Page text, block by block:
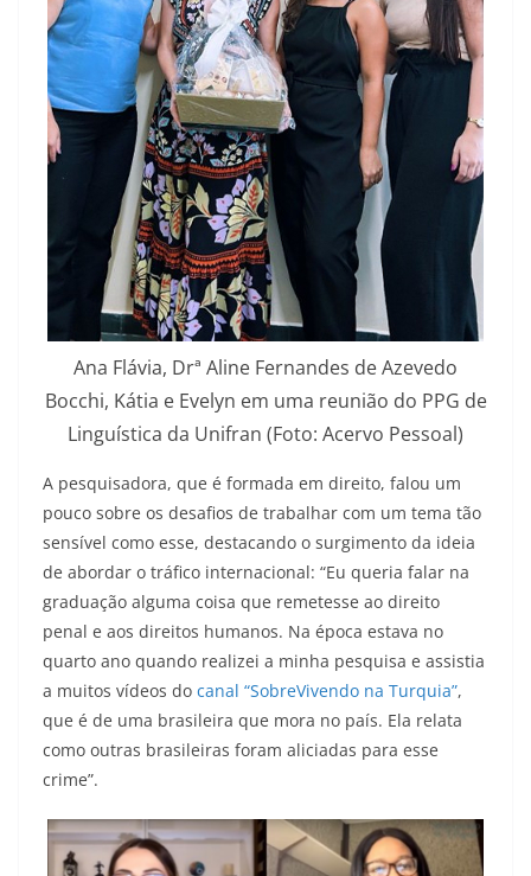
Ana Flávia, Drª Aline Fernandes de Azevedo
Bocchi, Kátia e Evelyn em uma reunião do PPG de
Linguística da Unifran (Foto: Acervo Pessoal)
A pesquisadora, que é formada em direito, falou um
pouco sobre os desafios de trabalhar com um tema tão
sensível como esse, destacando o surgimento da ideia
de abordar o tráfico internacional: “Eu queria falar na
graduação alguma coisa que remetesse ao direito
penal e aos direitos humanos. Na época estava no
quarto ano quando realizei a minha pesquisa e assistia
a muitos vídeos do canal “SobreVivendo na Turquia”,
que é de uma brasileira que mora no país. Ela relata
como outras brasileiras foram aliciadas para esse
crime”.